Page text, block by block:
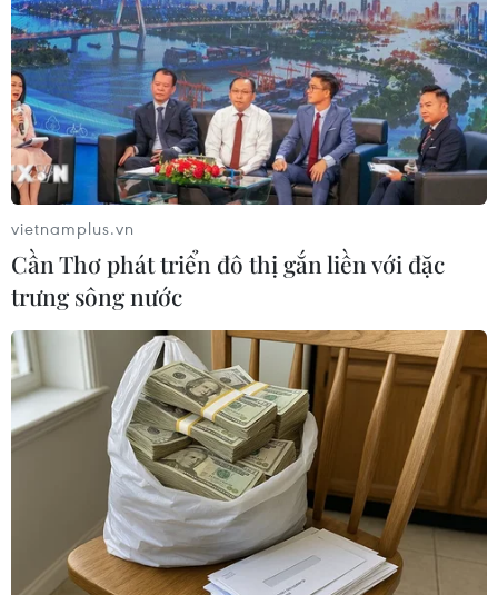
cho tiến trình đàm phán giữa hai bên.
Mỹ để ngỏ khả năng kéo dài thời hạn chót
tăng thuế với hàng Trung Quốc
16/02/2019 02:53
Tổng thống Mỹ Donald Trump đã để ngỏ khả năng có
thể gia hạn thời hạn chót ngày 1/3 nhằm đạt được một
thỏa thuận thương mại với Trung Quốc, trong khi vẫn
vietnamplus.vn
Cần Thơ phát triển đô thị gắn liền với đặc
trưng sông nước